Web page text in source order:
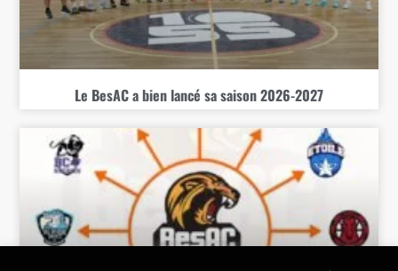
Le BesAC a bien lancé sa saison 2026-2027